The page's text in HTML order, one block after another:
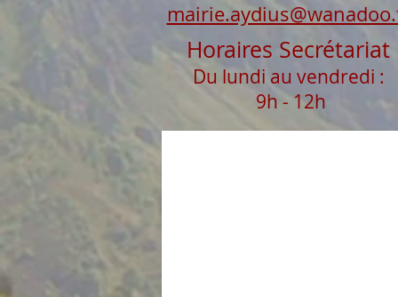
Horaires Secrétariat
Du lundi au vendredi :
9h - 12h